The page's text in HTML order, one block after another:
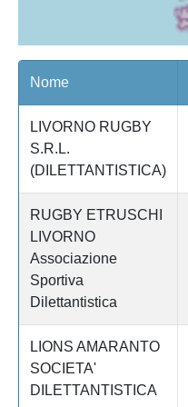
Nome
LIVORNO RUGBY
S.R.L.
(DILETTANTISTICA)
RUGBY ETRUSCHI
LIVORNO
Associazione
Sportiva
Dilettantistica
LIONS AMARANTO
SOCIETA'
DILETTANTISTICA